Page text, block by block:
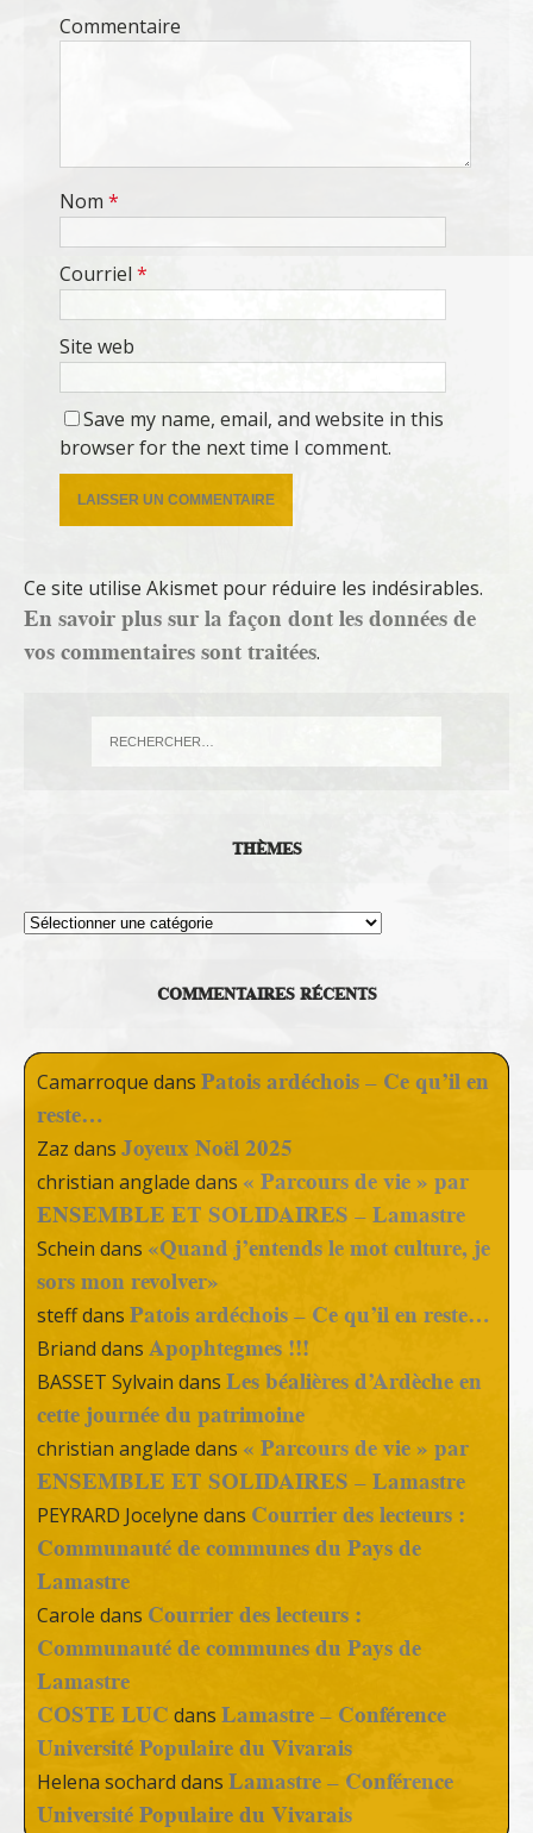
Commentaire
Nom *
Courriel *
Site web
Save my name, email, and website in this
browser for the next time I comment.
Ce site utilise Akismet pour réduire les indésirables.
En savoir plus sur la façon dont les données de
vos commentaires sont traitées.
THÈMES
Thèmes
COMMENTAIRES RÉCENTS
Camarroque dans Patois ardéchois – Ce qu’il en
reste…
Zaz dans Joyeux Noël 2025
christian anglade dans « Parcours de vie » par
ENSEMBLE ET SOLIDAIRES – Lamastre
Schein dans «Quand j’entends le mot culture, je
sors mon revolver»
steffdans Patois ardéchois – Ce qu’il en reste…
Briand dans Apophtegmes !!!
BASSET Sylvain dans Les béalières d’Ardèche en
cette journée du patrimoine
christian anglade dans « Parcours de vie » par
ENSEMBLE ET SOLIDAIRES – Lamastre
PEYRARD Jocelyne dans Courrier des lecteurs :
Communauté de communes du Pays de
Lamastre
Carole dans Courrier des lecteurs :
Communauté de communes du Pays de
Lamastre
COSTE LUC dans Lamastre – Conférence
Université Populaire du Vivarais
Helena sochard dans Lamastre – Conférence
Université Populaire du Vivarais